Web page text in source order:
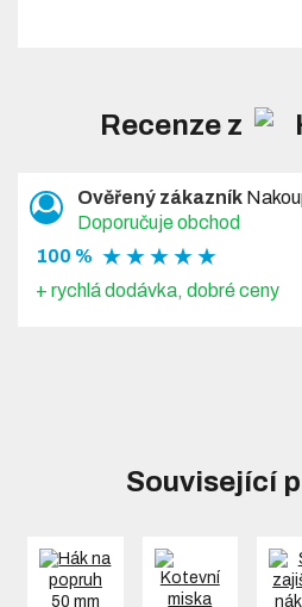
Recenze z
Ověřený zákazník
Doporučuje obchod
100 % ★ ★ ★ ★ ★
+ rychlá dodávka, dobré ceny
Související